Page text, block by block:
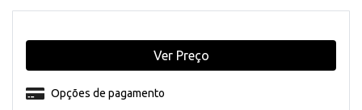
Opções de pagamento
Ver Preço